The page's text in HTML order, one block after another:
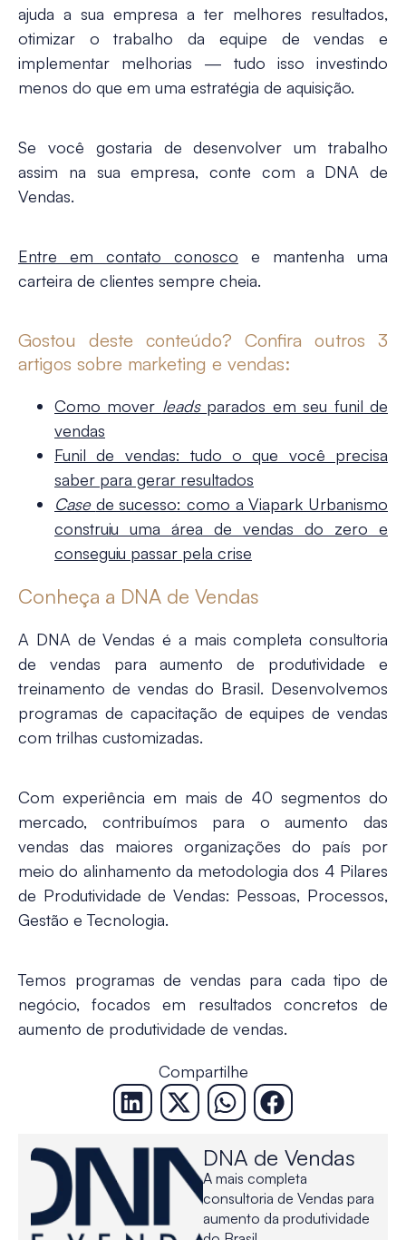
ajuda a sua empresa a ter melhores resultados,
otimizar o trabalho da equipe de vendas e
implementar melhorias — tudo isso investindo
menos do que em uma estratégia de aquisição.
Se você gostaria de desenvolver um trabalho
assim na sua empresa, conte com a DNA de
Vendas.
Entre em contato conosco e mantenha uma
carteira de clientes sempre cheia.
Gostou deste conteúdo? Confira outros 3
artigos sobre marketing e vendas:
Como mover leads parados em seu funil de
vendas
Funil de vendas: tudo o que você precisa
saber para gerar resultados
Case de sucesso: como a Viapark Urbanismo
construiu uma área de vendas do zero e
conseguiu passar pela crise
Conheça a DNA de Vendas
A DNA de Vendas é a mais completa consultoria
de vendas para aumento de produtividade e
treinamento de vendas do Brasil. Desenvolvemos
programas de capacitação de equipes de vendas
com trilhas customizadas.
Com experiência em mais de 40 segmentos do
mercado, contribuímos para o aumento das
vendas das maiores organizações do país por
meio do alinhamento da metodologia dos 4 Pilares
de Produtividade de Vendas: Pessoas, Processos,
Gestão e Tecnologia.
Temos programas de vendas para cada tipo de
negócio, focados em resultados concretos de
aumento de produtividade de vendas.
Compartilhe
DNA de Vendas
A mais completa
consultoria de Vendas para
aumento da produtividade